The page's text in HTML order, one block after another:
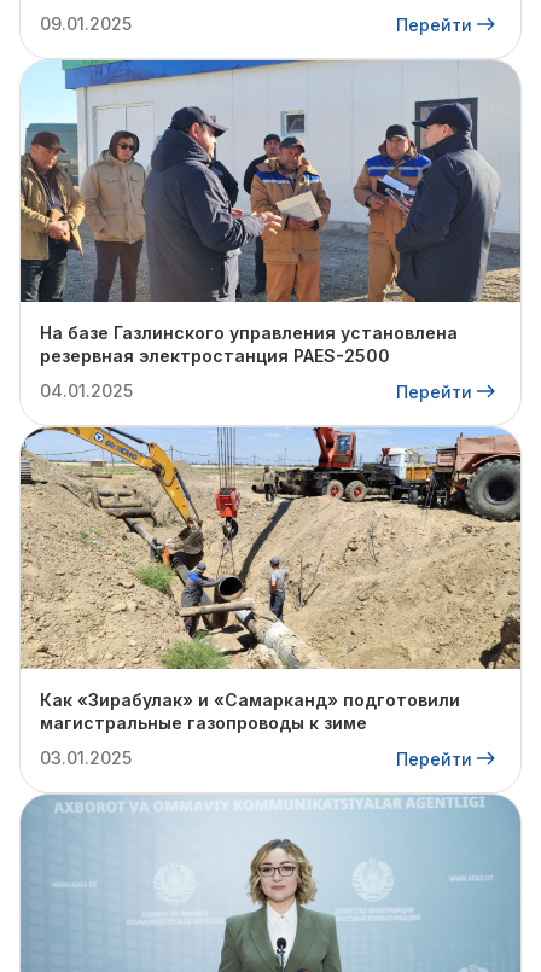
09.01.2025
Перейти
На базе Газлинского управления установлена
резервная электростанция PAES-2500
04.01.2025
Перейти
Как «Зирабулак» и «Самарканд» подготовили
магистральные газопроводы к зиме
03.01.2025
Перейти